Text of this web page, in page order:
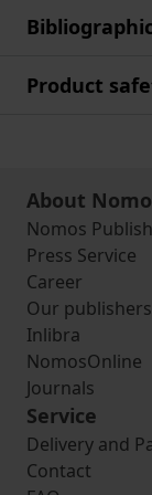
Product
About
Nomos
Press Service
Career
Our publishers
Inlibra
NomosOnline
Journals
Service
Delivery and
Contact